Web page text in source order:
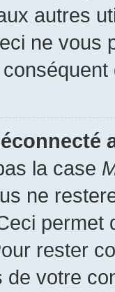
autres
ne vous
la case
ne
permet
rester
votre